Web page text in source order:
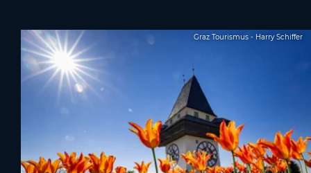
Graz Tourismus - Harry Schiffer